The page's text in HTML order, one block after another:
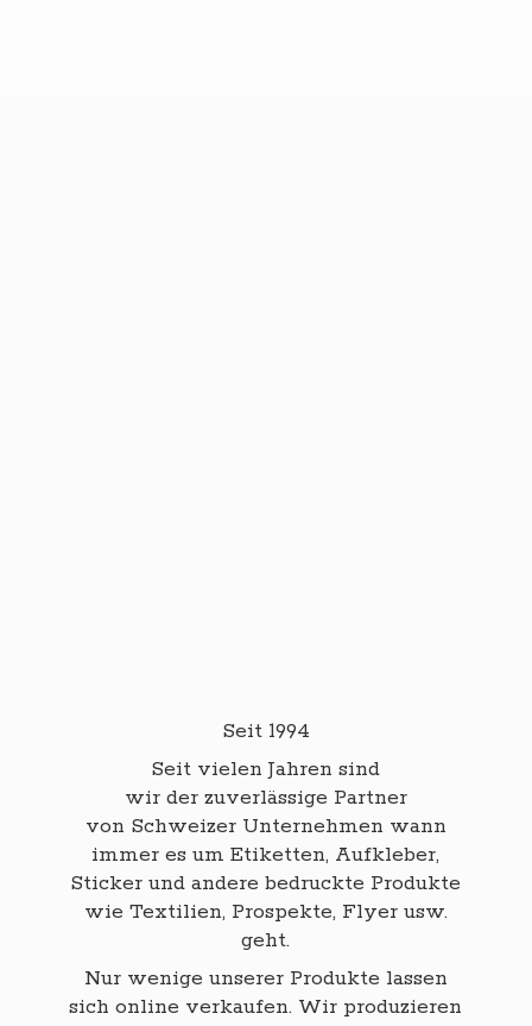
Seit 1994
Seit vielen Jahren sind
wir der zuverlässige Partner
von Schweizer Unternehmen wann
immer es um Etiketten, Aufkleber,
Sticker und andere bedruckte Produkte
wie Textilien, Prospekte, Flyer usw.
geht.
Nur wenige unserer Produkte lassen
sich online verkaufen. Wir produzieren